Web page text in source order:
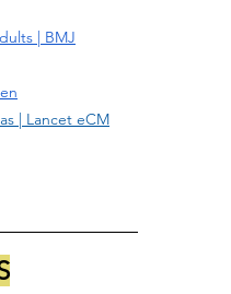
| BMJ
| Lancet eCM